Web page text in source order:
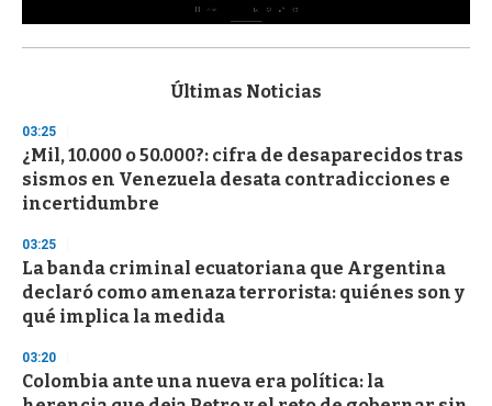
s
d
s
o
f
3
s
e
c
o
n
d
Últimas Noticias
03:25
¿Mil, 10.000 o 50.000?: cifra de desaparecidos tras
sismos en Venezuela desata contradicciones e
incertidumbre
03:25
La banda criminal ecuatoriana que Argentina
declaró como amenaza terrorista: quiénes son y
qué implica la medida
03:20
Colombia ante una nueva era política: la